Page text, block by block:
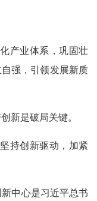
产业体系，巩固壮
强，引领发展新质
是破局关键。
持创新驱动，加紧
中心是习近平总书